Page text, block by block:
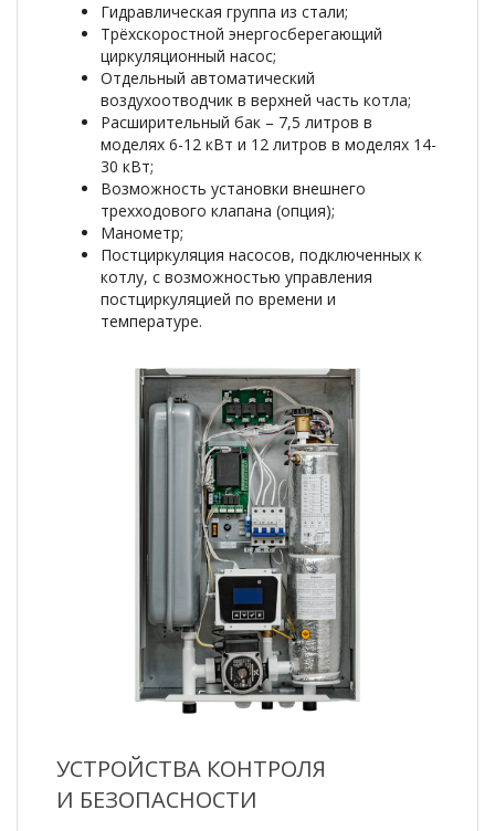
Гидравлическая группа из стали;
Трёхскоростной энергосберегающий
циркуляционный насос;
Отдельный автоматический
воздухоотводчик в верхней часть котла;
Расширительный бак – 7,5 литров в
моделях 6-12 кВт и 12 литров в моделях 14-
30 кВт;
Возможность установки внешнего
трехходового клапана (опция);
Манометр;
Постциркуляция насосов, подключенных к
котлу, с возможностью управления
постциркуляцией по времени и
температуре.
УСТРОЙСТВА КОНТРОЛЯ
И БЕЗОПАСНОСТИ